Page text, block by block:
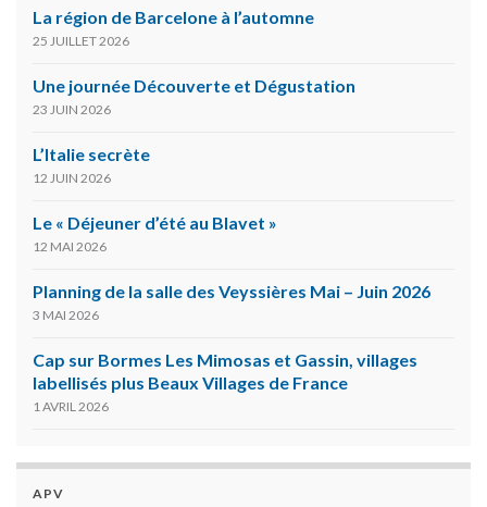
La région de Barcelone à l’automne
25 JUILLET 2026
Une journée Découverte et Dégustation
23 JUIN 2026
L’Italie secrète
12 JUIN 2026
Le « Déjeuner d’été au Blavet »
12 MAI 2026
Planning de la salle des Veyssières Mai – Juin 2026
3 MAI 2026
Cap sur Bormes Les Mimosas et Gassin, villages
labellisés plus Beaux Villages de France
1 AVRIL 2026
APV